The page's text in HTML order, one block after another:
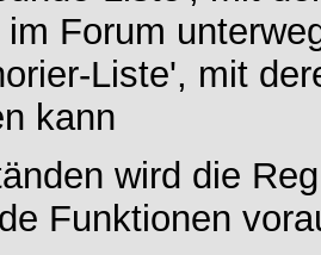
im Forum
Liste', mit
kann
wird die
Funktionen